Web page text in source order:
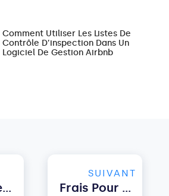
Comment Utiliser Les Listes De
Contrôle D’inspection Dans Un
Logiciel De Gestion Airbnb
5 Avantages D’un Logiciel De Gestion De Locations De Courte Durée
SUIVANT
Frais Pour Les Hôtes Airbnb : Combien Une OTA Facture-T-Elle ?